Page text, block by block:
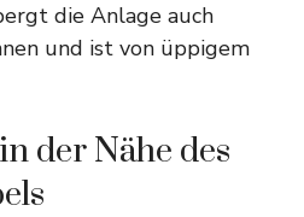
die Anlage auch
und ist von üppigem
der Nähe des